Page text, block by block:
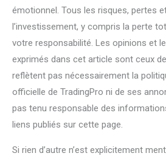
émotionnel. Tous les risques, pertes
l’investissement, y compris la perte
votre responsabilité. Les opinions et
exprimés dans cet article sont ceux
reflètent pas nécessairement la
officielle de TradingPro ni de ses
pas tenu responsable des
liens publiés sur cette page.
Si rien d’autre n’est explicitement